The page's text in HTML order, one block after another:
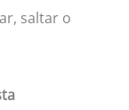
saltar o